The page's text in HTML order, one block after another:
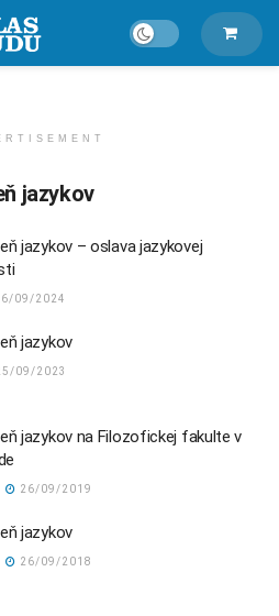
jazykov
jazykov – oslava jazykovej
09/2024
jazykov
09/2023
jazykov na Filozofickej fakulte v
26/09/2019
jazykov
26/09/2018